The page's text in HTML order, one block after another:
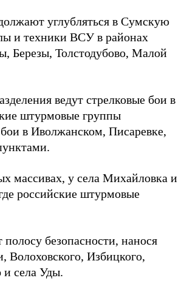
углубляться в Сумскую
и техники ВСУ в районах
Березы, Толстодубово, Малой
ведут стрелковые бои в
штурмовые группы
в Иволжанском, Писаревке,
массивах, у села Михайловка и
российские штурмовые
безопасности, нанося
Волоховского, Избицкого,
и села Уды.